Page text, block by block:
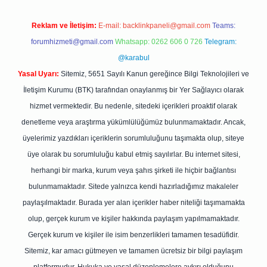
Reklam ve İletişim: E-mail: backlinkpaneli@gmail.com Teams:
forumhizmeti@gmail.com Whatsapp: 0262 606 0 726 Telegram:
@karabul
Yasal Uyarı: Sitemiz, 5651 Sayılı Kanun gereğince Bilgi Teknolojileri ve
İletişim Kurumu (BTK) tarafından onaylanmış bir Yer Sağlayıcı olarak
hizmet vermektedir. Bu nedenle, sitedeki içerikleri proaktif olarak
denetleme veya araştırma yükümlülüğümüz bulunmamaktadır. Ancak,
üyelerimiz yazdıkları içeriklerin sorumluluğunu taşımakta olup, siteye
üye olarak bu sorumluluğu kabul etmiş sayılırlar. Bu internet sitesi,
herhangi bir marka, kurum veya şahıs şirketi ile hiçbir bağlantısı
bulunmamaktadır. Sitede yalnızca kendi hazırladığımız makaleler
paylaşılmaktadır. Burada yer alan içerikler haber niteliği taşımamakta
olup, gerçek kurum ve kişiler hakkında paylaşım yapılmamaktadır.
Gerçek kurum ve kişiler ile isim benzerlikleri tamamen tesadüfidir.
Sitemiz, kar amacı gütmeyen ve tamamen ücretsiz bir bilgi paylaşım